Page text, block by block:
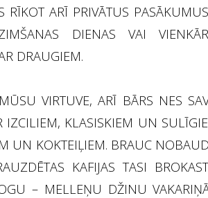
RĪKOT ARĪ PRIVĀTUS
DIENAS VAI
DRAUGIEM.
VIRTUVE, ARĪ BĀRS NES
IZCILIEM, KLASISKIEM UN
UN KOKTEIĻIEM. BRAUC
KAFIJAS TASI
– MELLEŅU DŽINU